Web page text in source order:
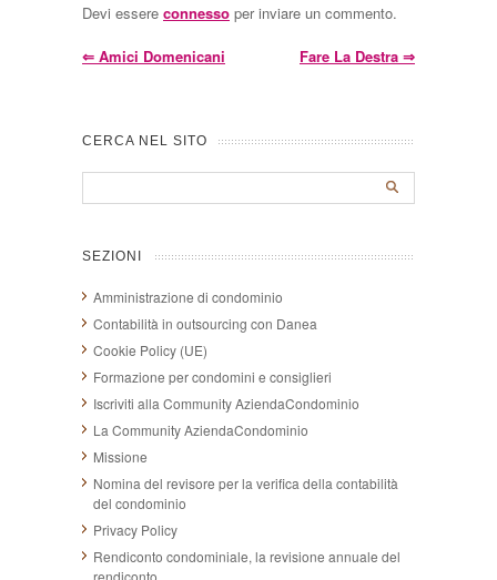
Devi essere connesso per inviare un commento.
⇐ Amici Domenicani Fare La Destra ⇒
CERCA NEL SITO
SEZIONI
Amministrazione di condominio
Contabilità in outsourcing con Danea
Cookie Policy (UE)
Formazione per condomini e consiglieri
Iscriviti alla Community AziendaCondominio
La Community AziendaCondominio
Missione
Nomina del revisore per la verifica della contabilità
del condominio
Privacy Policy
Rendiconto condominiale, la revisione annuale del